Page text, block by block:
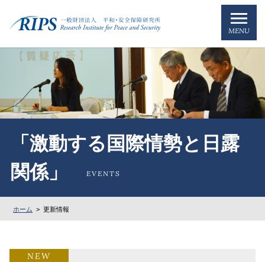
MENU
「激動する国際情勢と日露
関係」
EVENTS
ホーム > 更新情報
NEW